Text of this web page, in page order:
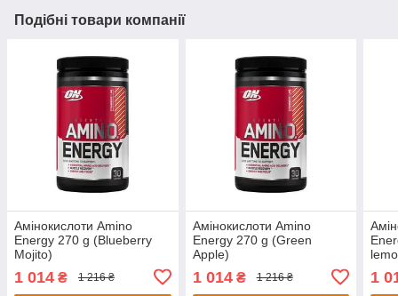
Подібні товари компанії
Амінокислоти Amino
Energy 270 g (Blueberry
Mojito)
1 014 ₴ 1 216 ₴
Амінокислоти Amino
Energy 270 g (Green
Apple)
1 014₴ 1 216 ₴ 1